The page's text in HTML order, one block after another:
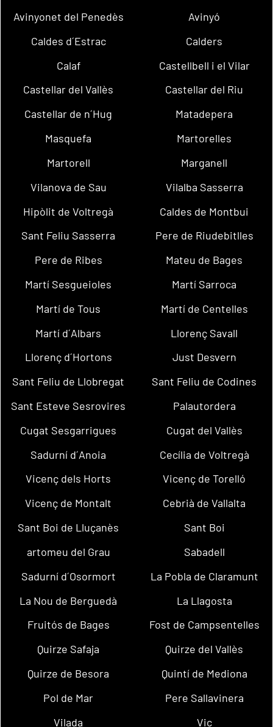
Avinyonet del Penedès
Avinyó
Caldes d´Estrac
Calders
Calaf
Castellbell i el Vilar
Castellar del Vallès
Castellar del Riu
Castellar de n´Hug
Matadepera
Masquefa
Martorelles
Martorell
Marganell
Vilanova de Sau
Vilalba Sasserra
Hipòlit de Voltregà
Caldes de Montbui
Sant Feliu Sasserra
Pere de Riudebitlles
Pere de Ribes
Mateu de Bages
Martí Sesgueioles
Martí Sarroca
Martí de Tous
Martí de Centelles
Martí d´Albars
Llorenç Savall
Llorenç d´Hortons
Just Desvern
Sant Feliu de Llobregat
Sant Feliu de Codines
Sant Esteve Sesrovires
Palautordera
Cugat Sesgarrigues
Cugat del Vallès
Sadurní d´Anoia
Cecília de Voltregà
Vicenç dels Horts
Vicenç de Torelló
Vicenç de Montalt
Cebrià de Vallalta
Sant Boi de Lluçanès
Sant Boi
artomeu del Grau
Sabadell
Sadurní d´Osormort
La Pobla de Claramunt
La Nou de Berguedà
La Llagosta
Fruitós de Bages
Fost de Campsentelles
Quirze Safaja
Quirze del Vallès
Quirze de Besora
Quintí de Mediona
Pol de Mar
Pere Sallavinera
Vilada
Vic